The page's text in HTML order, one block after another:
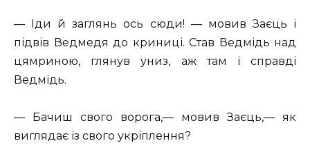
— Іди й заглянь ось сюди! — мовив Заєць і
підвів Ведмедя до криниці. Став Ведмідь над
цямриною, глянув униз, аж там і справді
Ведмідь.
— Бачиш свого ворога,— мовив Заєць,— як
виглядає із свого укріплення?